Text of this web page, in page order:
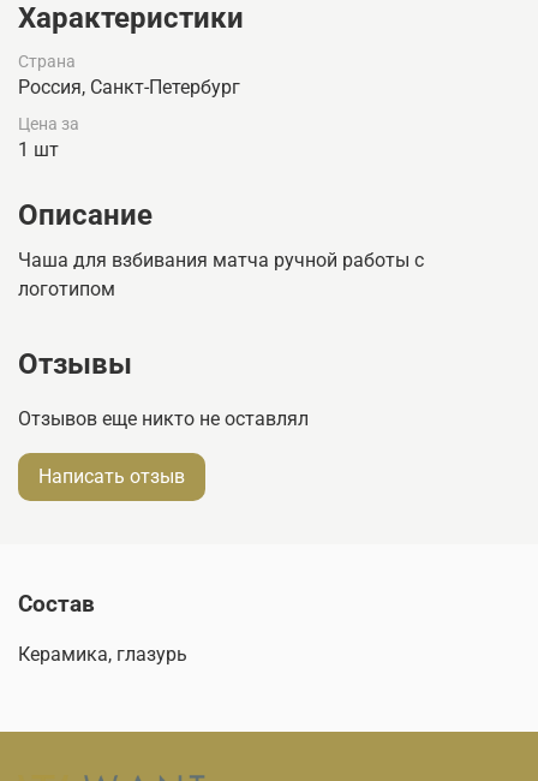
Характеристики
Страна
Россия, Санкт-Петербург
Цена за
1 шт
Описание
Чаша для взбивания матча ручной работы с
логотипом
Отзывы
Отзывов еще никто не оставлял
Написать отзыв
Состав
Керамика, глазурь